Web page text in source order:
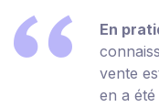
En
vente
en a